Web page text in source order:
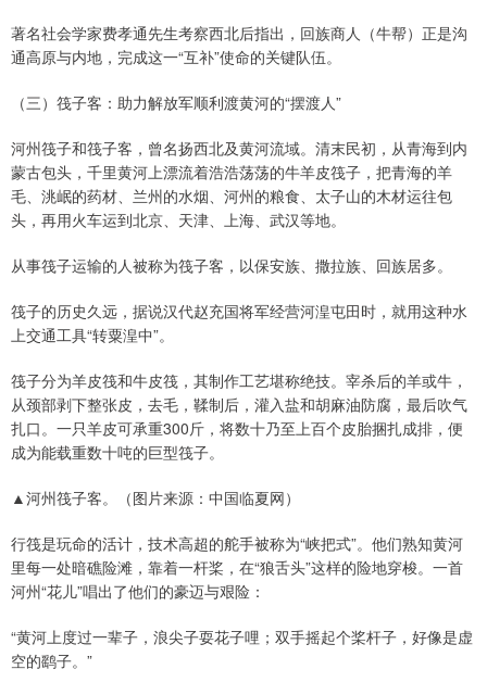
著名社会学家费孝通先生考察西北后指出，回族商人（牛帮）正是沟
通高原与内地，完成这一“互补”使命的关键队伍。
（三）筏子客：助力解放军顺利渡黄河的“摆渡人”
河州筏子和筏子客，曾名扬西北及黄河流域。清末民初，从青海到内
蒙古包头，千里黄河上漂流着浩浩荡荡的牛羊皮筏子，把青海的羊
毛、洮岷的药材、兰州的水烟、河州的粮食、太子山的木材运往包
头，再用火车运到北京、天津、上海、武汉等地。
从事筏子运输的人被称为筏子客，以保安族、撒拉族、回族居多。
筏子的历史久远，据说汉代赵充国将军经营河湟屯田时，就用这种水
上交通工具“转粟湟中”。
筏子分为羊皮筏和牛皮筏，其制作工艺堪称绝技。宰杀后的羊或牛，
从颈部剥下整张皮，去毛，鞣制后，灌入盐和胡麻油防腐，最后吹气
扎口。一只羊皮可承重300斤，将数十乃至上百个皮胎捆扎成排，便
成为能载重数十吨的巨型筏子。
▲河州筏子客。（图片来源：中国临夏网）
行筏是玩命的活计，技术高超的舵手被称为“峡把式”。他们熟知黄河
里每一处暗礁险滩，靠着一杆桨，在“狼舌头”这样的险地穿梭。一首
河州“花儿”唱出了他们的豪迈与艰险：
“黄河上度过一辈子，浪尖子耍花子哩；双手摇起个桨杆子，好像是虚
空的鹞子。”